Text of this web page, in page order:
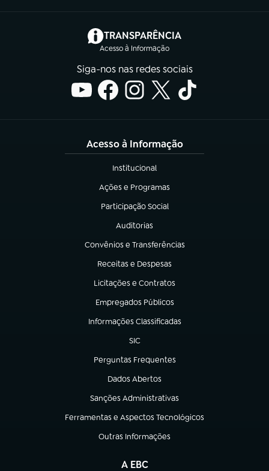
TRANSPARÊNCIA
Acesso à Informação
(abre em nova aba)
Siga-nos nas redes sociais
Acesso à Informação
Institucional
(abre em nova aba)
Ações e Programas
(abre em nova aba)
Participação Social
(abre em nova aba)
Auditorias
(abre em nova aba)
Convênios e Transferências
(abre em nova aba)
Receitas e Despesas
(abre em nova aba)
Licitações e Contratos
(abre em nova aba)
Empregados Públicos
(abre em nova aba)
Informações Classificadas
(abre em nova aba)
SIC
(abre em nova aba)
Perguntas Frequentes
(abre em nova aba)
Dados Abertos
(abre em nova aba)
Sanções Administrativas
(abre em nova aba)
Ferramentas e Aspectos Tecnológicos
(abre em nova aba)
Outras Informações
(abre em nova aba)
A EBC